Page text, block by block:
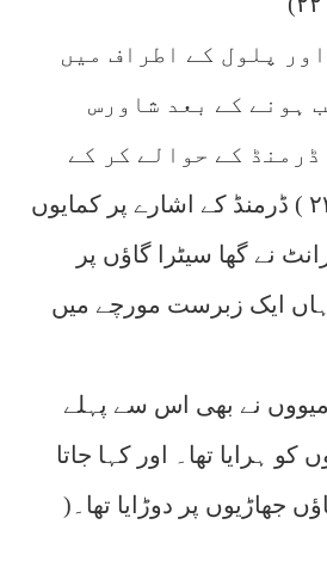
پلول کے اطراف میں
ہونے کے بعد شاورس
کے حوالے کر کے
دہلی چلا گیا ۔( ۲۳ ) ڈرمنڈ کے اشارے پر کمایوں
نے گھا سیٹرا گاؤں پر
ایک زبرست مورچے میں
میووں نے بھی اس سے پہلے
کو ہرایا تھا۔ اور کہا جاتا
جھاڑیوں پر دوڑایا تھا۔(